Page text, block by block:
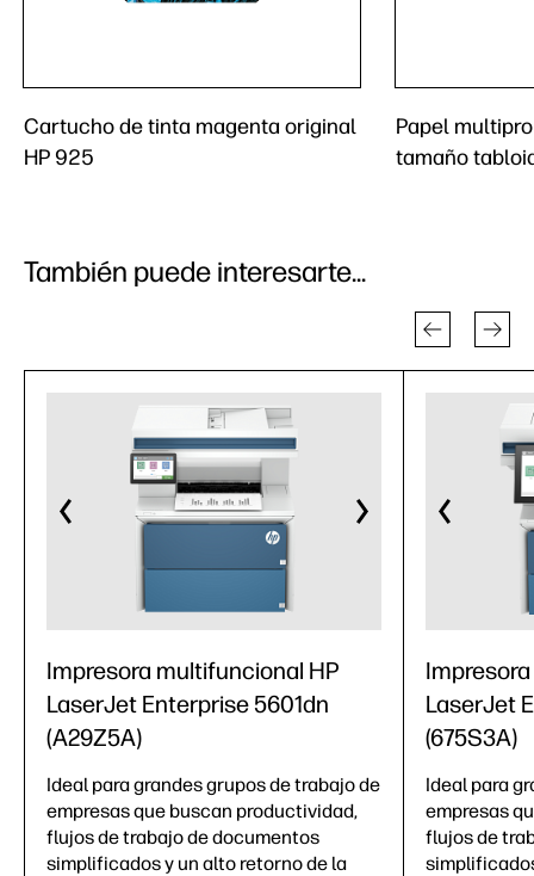
Cartucho de tinta magenta original
HP 925
Papel
tamaño
También puede interesarte...
Impresora multifuncional HP
LaserJet Enterprise 5601dn
(A29Z5A)
Ideal para grandes grupos de trabajo de
empresas que buscan productividad,
flujos de trabajo de documentos
simplificados y un alto retorno de la
LaserJet
(675S3A)
Ideal para
empresas
flujos de